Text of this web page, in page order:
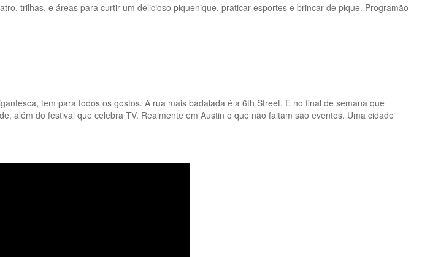
trilhas, e áreas para curtir um delicioso piquenique, praticar esportes e brincar de pique. Programão
tem para todos os gostos. A rua mais badalada é a 6th Street. E no final de semana que
além do festival que celebra TV. Realmente em Austin o que não faltam são eventos. Uma cidade